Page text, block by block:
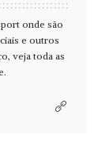
onde são
e outros
veja toda as
.